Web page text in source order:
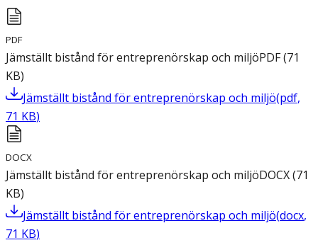
PDF
Jämställt bistånd för entreprenörskap och miljöPDF(71
KB)
Jämställt bistånd för entreprenörskap och miljö(pdf,
71 KB)
DOCX
Jämställt bistånd för entreprenörskap och miljöDOCX(71
KB)
Jämställt bistånd för entreprenörskap och miljö(docx,
71 KB)